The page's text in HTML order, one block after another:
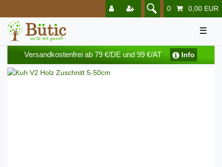
0 0,00 EUR
☰
Versandkostenfrei ab 79 €/DE und 99 €/AT Info